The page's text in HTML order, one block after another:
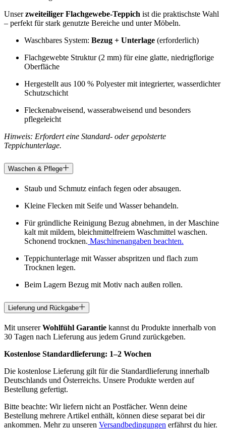
Unserzweiteiliger Flachgewebe-Teppich ist die praktischste Wahl
– perfekt für stark genutzte Bereiche und unter Möbeln.
Waschbares System: Bezug + Unterlage (erforderlich)
Flachgewebte Struktur (2 mm) für eine glatte, niedrigflorige
Oberfläche
Hergestellt aus 100 % Polyester mit integrierter, wasserdichter
Schutzschicht
Fleckenabweisend, wasserabweisend und besonders
pflegeleicht
Hinweis: Erfordert eine Standard- oder gepolsterte
Teppichunterlage.
Waschen & Pflege
Staub und Schmutz einfach fegen oder absaugen.
Kleine Flecken mit Seife und Wasser behandeln.
Für gründliche Reinigung Bezug abnehmen, in der Maschine
kalt mit mildem, bleichmittelfreiem Waschmittel waschen.
Schonend trocknen. Maschinenangaben beachten.
Teppichunterlage mit Wasser abspritzen und flach zum
Trocknen legen.
Beim Lagern Bezug mit Motiv nach außen rollen.
Lieferung und Rückgabe
Mit unsererWohlfühl Garantie kannst du Produkte innerhalb von
30 Tagen nach Lieferung aus jedem Grund zurückgeben.
Kostenlose Standardlieferung: 1–2 Wochen
Die kostenlose Lieferung gilt für die Standardlieferung innerhalb
Deutschlands und Österreichs. Unsere Produkte werden auf
Bestellung gefertigt.
Bitte beachte: Wir liefern nicht an Postfächer. Wenn deine
Bestellung mehrere Artikel enthält, können diese separat bei dir
ankommen. Mehr zu unseren Versandbedingungen erfährst du hier.